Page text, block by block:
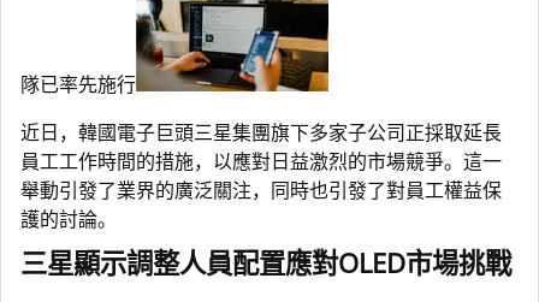
隊已率先施行
近日，韓國電子巨頭三星集團旗下多家子公司正採取延長
員工工作時間的措施，以應對日益激烈的市場競爭。這一
舉動引發了業界的廣泛關注，同時也引發了對員工權益保
護的討論。
三星顯示調整人員配置應對OLED市場挑戰